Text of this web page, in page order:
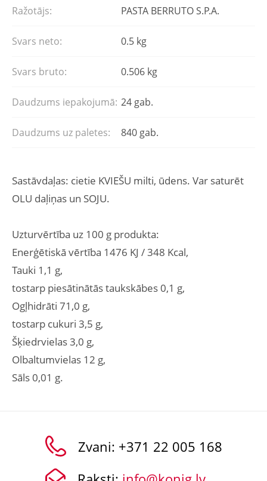
Ražotājs: PASTA BERRUTO S.P.A.
Svars neto: 0.5 kg
Svars bruto: 0.506 kg
Daudzums iepakojumā: 24 gab.
Daudzums uz paletes: 840 gab.
Sastāvdaļas: cietie KVIEŠU milti, ūdens. Var saturēt
OLU daļiņas un SOJU.
Uzturvērtība uz 100 g produkta:
Enerģētiskā vērtība 1476 KJ / 348 Kcal,
Tauki 1,1 g,
tostarp piesātinātās taukskābes 0,1 g,
Ogļhidrāti 71,0 g,
tostarp cukuri 3,5 g,
Šķiedrvielas 3,0 g,
Olbaltumvielas 12 g,
Sāls 0,01 g.
Zvani: +371 22 005 168